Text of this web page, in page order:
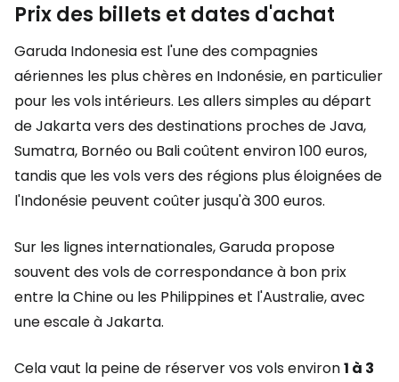
Prix des billets et dates d'achat
Garuda Indonesia est l'une des compagnies
aériennes les plus chères en Indonésie, en particulier
pour les vols intérieurs. Les allers simples au départ
de Jakarta vers des destinations proches de Java,
Sumatra, Bornéo ou Bali coûtent environ 100 euros,
tandis que les vols vers des régions plus éloignées de
l'Indonésie peuvent coûter jusqu'à 300 euros.
Sur les lignes internationales, Garuda propose
souvent des vols de correspondance à bon prix
entre la Chine ou les Philippines et l'Australie, avec
une escale à Jakarta.
Cela vaut la peine de réserver vos vols environ1 à 3